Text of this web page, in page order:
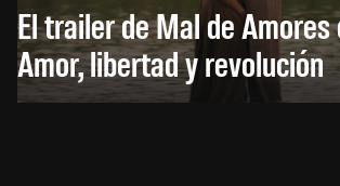
El trailer de Mal de
Amor, libertad y revolución